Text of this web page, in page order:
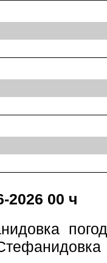
2026 00 ч